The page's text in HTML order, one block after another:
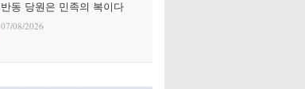
반동 당원은 민족의 복이다
07/08/2026